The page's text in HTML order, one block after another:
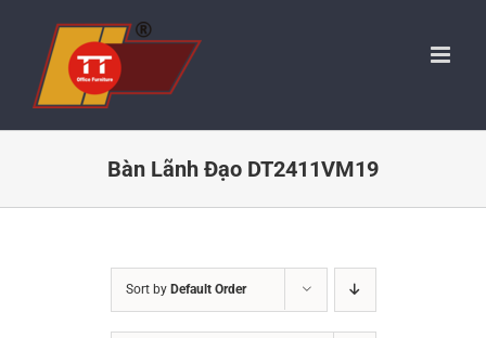
content
Bàn Lãnh Đạo DT2411VM19
Sort by Default Order